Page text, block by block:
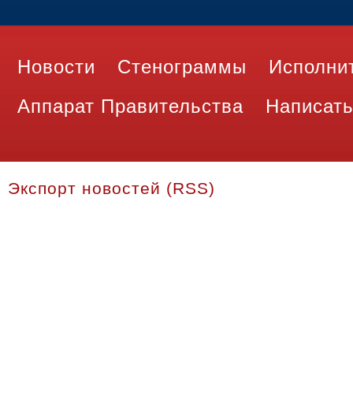
Новости Стенограммы
Аппарат Правительства
Экспорт новостей (RSS)